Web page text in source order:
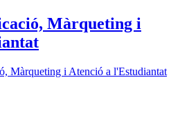
Màrqueting i
Màrqueting i Atenció a l'Estudiantat